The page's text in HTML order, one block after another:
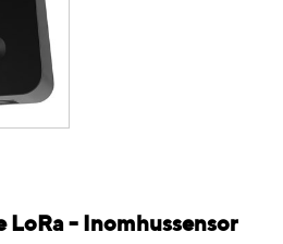
LoRa - Inomhussensor